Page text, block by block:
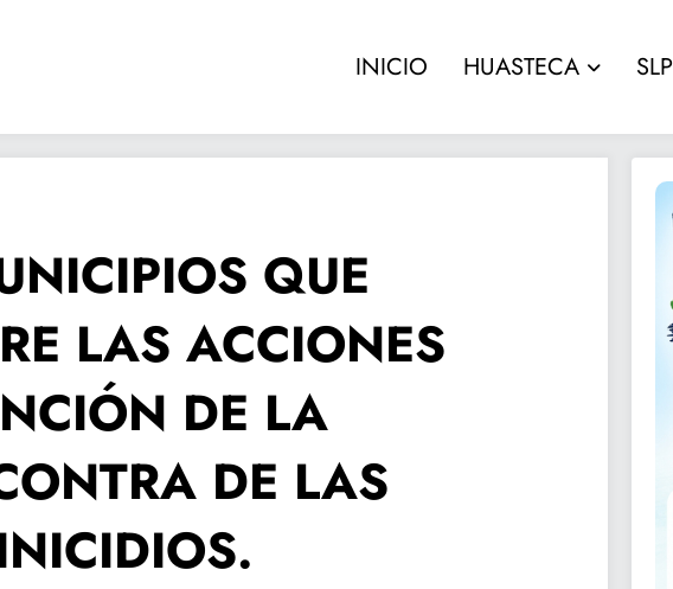
INICIO HUASTECA SLP
QUE
LAS ACCIONES
DE LA
DE LAS